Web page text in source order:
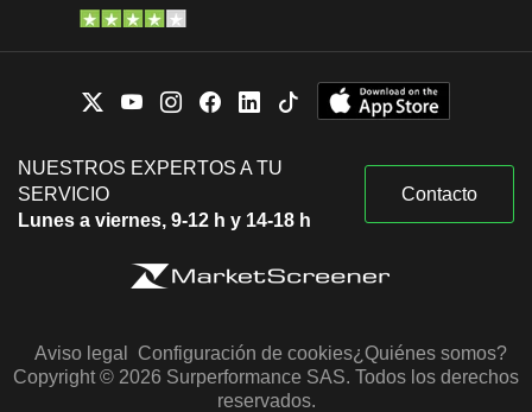
NUESTROS EXPERTOS A TU
SERVICIO
Lunes a viernes, 9-12 h y 14-18 h
Contacto
Aviso legal Configuración de cookies¿Quiénes somos?
Copyright © 2026 Surperformance SAS. Todos los derechos
reservados.